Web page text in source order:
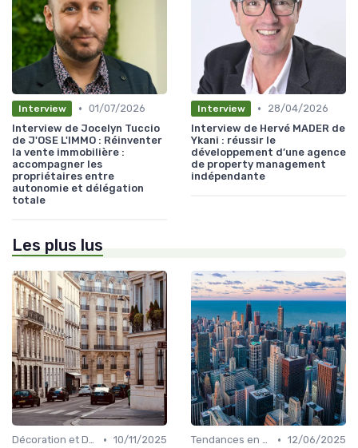
Interview • 01/07/2026
Interview de Jocelyn Tuccio
de J'OSE L'IMMO : Réinventer
la vente immobilière :
accompagner les
propriétaires entre
autonomie et délégation
totale
Interview •
28/04/2026
Interview de Hervé MADER de
Ykani : réussir le
développement d’une agence
de property management
indépendante
Les plus lus
Décoration et Design d'Intérieur • 10/11/2025
Tendances en Aménagement Domestique • 12/06/2025